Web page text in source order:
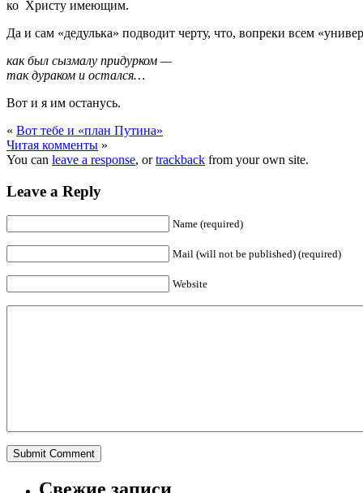
ко Христу имеющим.
Да и сам «дедулька» подводит черту, что, вопреки всем
как был сызмалу придурком —
так дураком и остался…
Вот и я им останусь.
« Вот тебе и «план Путина»
Читая комменты »
You can leave a response, ortrackback from your own site.
Leave a Reply
Name (required)
Mail (will not be published) (required)
Website